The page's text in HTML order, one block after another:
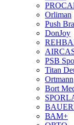
Orliman
Push
DonJoy
PSB
Titan
Ortmann
Bort
ВАМ+